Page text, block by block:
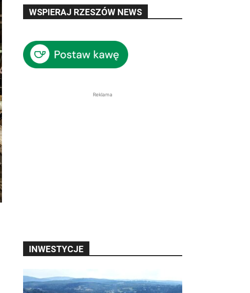
WSPIERAJ RZESZÓW NEWS
Reklama
INWESTYCJE